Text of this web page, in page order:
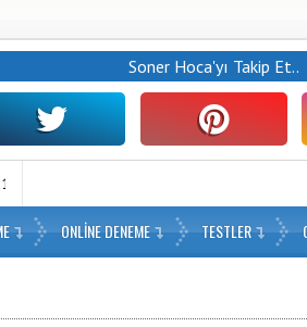
Soner Hoca'yı Takip Et..
– PDF İndir 1. Sınıf Haftalık
ONLINE DENEME TESTLER